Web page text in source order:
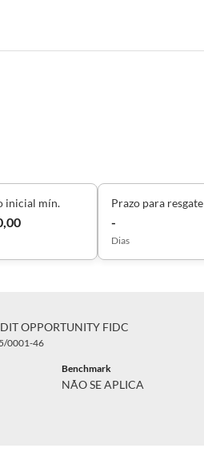
inicial mín. Prazo para resgate
-
Dias
OPPORTUNITY FIDC
0001-46
Benchmark
NÃO SE APLICA